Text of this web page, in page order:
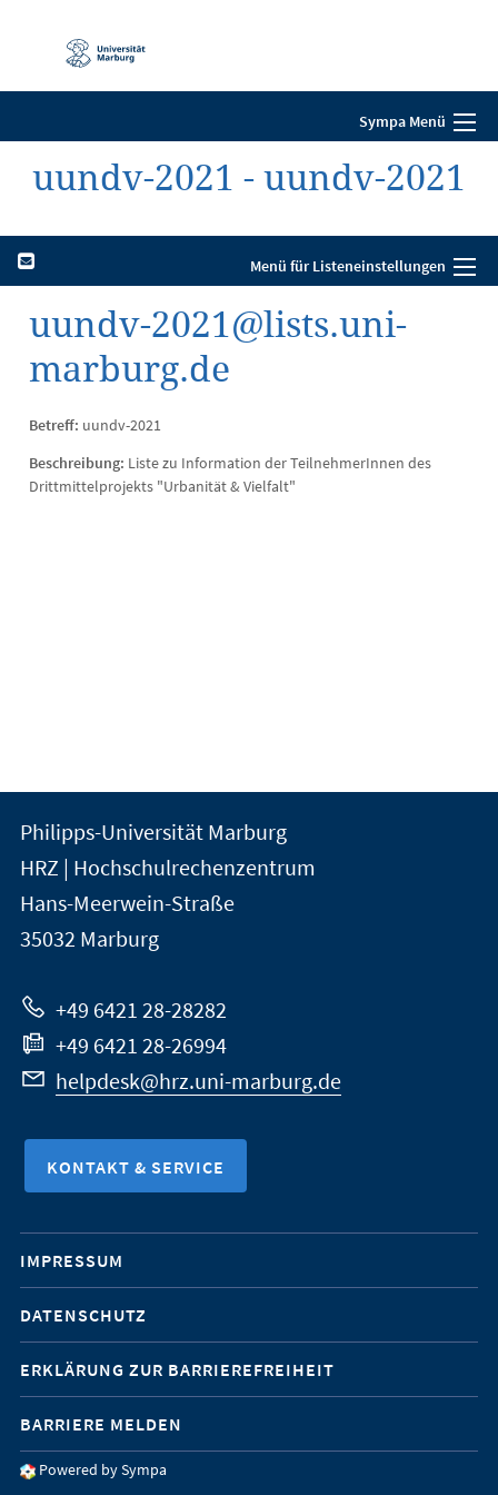
Navigation
Sympa Menü
uundv-2021 - uundv-2021
Menü für Listeneinstellungen
uundv-2021@lists.uni-
marburg.de
Betreff: uundv-2021
Beschreibung: Liste zu Information der TeilnehmerInnen des
Drittmittelprojekts "Urbanität & Vielfalt"
Kontakt
und
Informationen
zur
Website
der
Universität
Marburg
Philipps-Universität Marburg
HRZ | Hochschulrechenzentrum
Hans-Meerwein-Straße
35032 Marburg
+49 6421 28-28282
+49 6421 28-26994
helpdesk@hrz.uni-marburg.de
KONTAKT & SERVICE
Mobile-
Service-
Navigation
IMPRESSUM
DATENSCHUTZ
ERKLÄRUNG ZUR BARRIEREFREIHEIT
BARRIERE MELDEN
Powered by Sympa